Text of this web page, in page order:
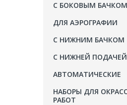
С БОКОВЫМ БАЧКОМ
ДЛЯ АЭРОГРАФИИ
С НИЖНИМ БАЧКОМ
С НИЖНЕЙ ПОДАЧЕЙ
АВТОМАТИЧЕСКИЕ
НАБОРЫ ДЛЯ
РАБОТ